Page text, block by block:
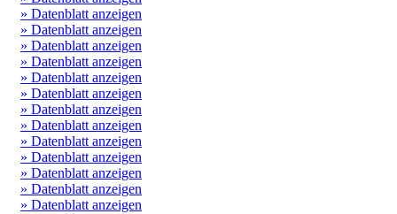
» Datenblatt anzeigen
» Datenblatt anzeigen
» Datenblatt anzeigen
» Datenblatt anzeigen
» Datenblatt anzeigen
» Datenblatt anzeigen
» Datenblatt anzeigen
» Datenblatt anzeigen
» Datenblatt anzeigen
» Datenblatt anzeigen
» Datenblatt anzeigen
» Datenblatt anzeigen
» Datenblatt anzeigen